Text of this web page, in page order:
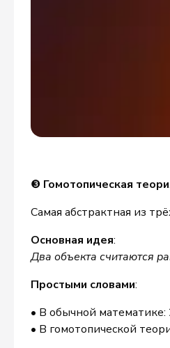
❸ Гомотопическая
Самая абстрактная из
Основная идея:
Два объекта считаются
Простыми словами:
• В обычной математике:
• В гомотопической